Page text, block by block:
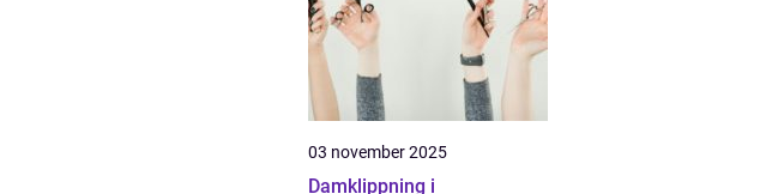
03 november 2025
Damklippning i